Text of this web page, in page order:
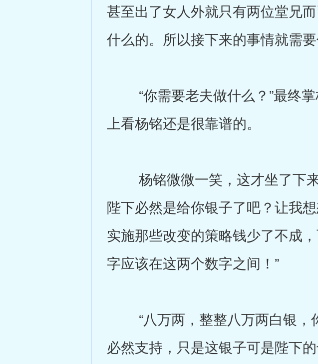
甚至出了女人外就只有两位堂兄
什么的。所以接下来的事情就需
“你需要老夫做什么？”最终掌
上看杨铭还是很靠谱的。
杨铭微微一笑，这才坐了下来
陛下必然是给你银子了吧？让我
实施那些改变的策略钱少了不成
字应该在这两个数字之间！”
“八万两，整整八万两白银，
必然支持，只是这银子可是陛下